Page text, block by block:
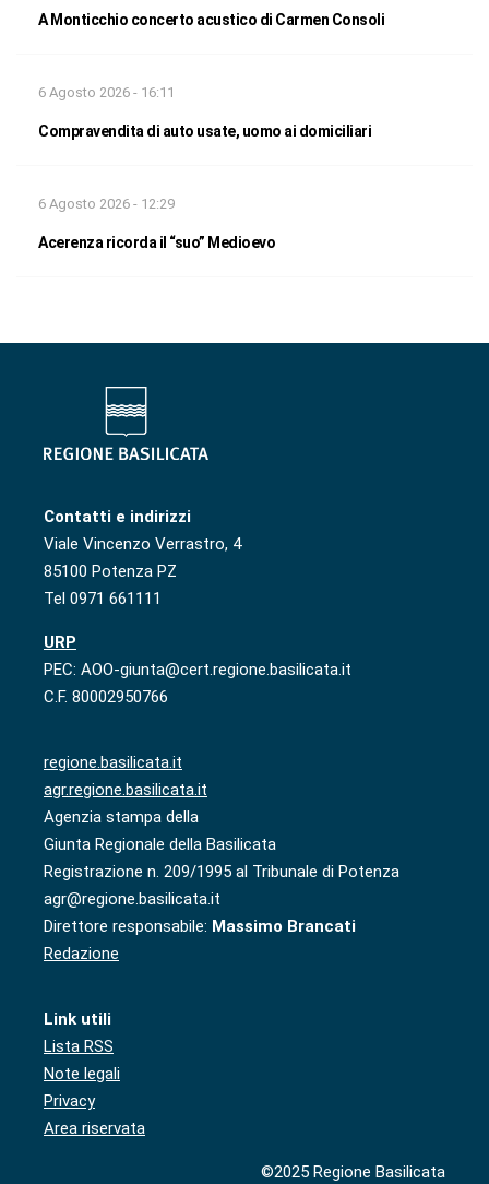
A Monticchio concerto acustico di Carmen Consoli
6 Agosto 2026 - 16:11
Compravendita di auto usate, uomo ai domiciliari
6 Agosto 2026 - 12:29
Acerenza ricorda il “suo” Medioevo
Contatti e indirizzi
Viale Vincenzo Verrastro, 4
85100 Potenza PZ
Tel 0971 661111
URP
PEC: AOO-giunta@cert.regione.basilicata.it
C.F. 80002950766
regione.basilicata.it
agr.regione.basilicata.it
Agenzia stampa della
Giunta Regionale della Basilicata
Registrazione n. 209/1995 al Tribunale di Potenza
agr@regione.basilicata.it
Direttore responsabile: Massimo Brancati
Redazione
Link utili
Lista RSS
Note legali
Privacy
Area riservata
©2025 Regione Basilicata